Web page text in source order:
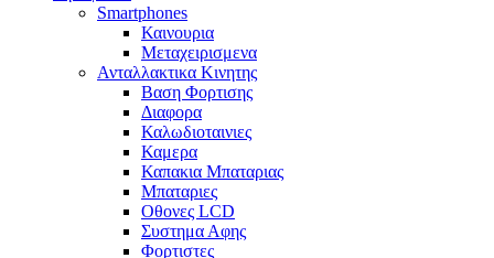
Smartphones
Καινουρια
Μεταχειρισμενα
Ανταλλακτικα Κινητης
Βαση Φορτισης
Διαφορα
Καλωδιοταινιες
Καμερα
Καπακια Μπαταριας
Μπαταριες
Οθονες LCD
Συστημα Αφης
Φορτιστες